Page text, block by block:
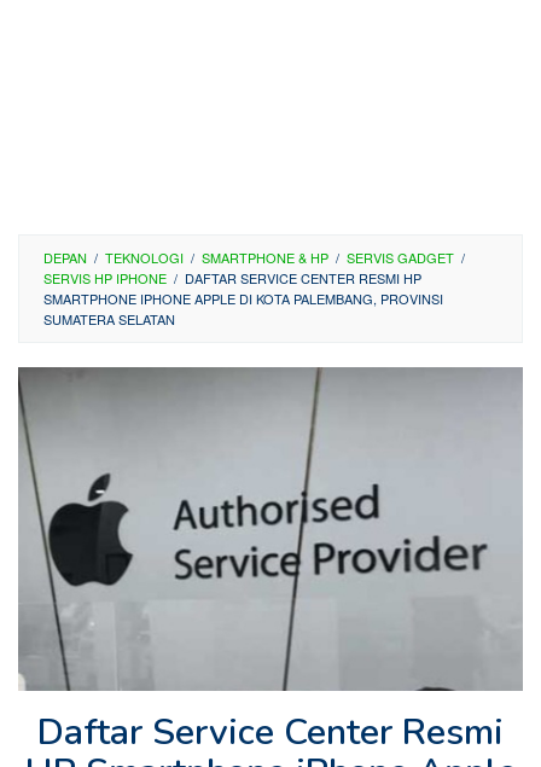
DEPAN / TEKNOLOGI / SMARTPHONE & HP / SERVIS GADGET /
SERVIS HP IPHONE / DAFTAR SERVICE CENTER RESMI HP
SMARTPHONE IPHONE APPLE DI KOTA PALEMBANG, PROVINSI
SUMATERA SELATAN
Daftar Service Center Resmi